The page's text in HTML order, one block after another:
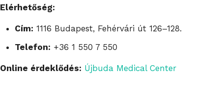
Elérhetőség:
Cím: 1116 Budapest, Fehérvári út 126–128.
Telefon: +36 1 550 7 550
Online érdeklődés: Újbuda Medical Center